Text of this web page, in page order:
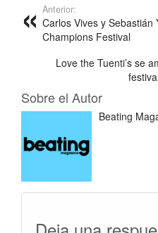
Anterior:
Carlos Vives y Sebastián
Champions Festival
Love the Tuenti’s se
Sobre el Autor
Beating